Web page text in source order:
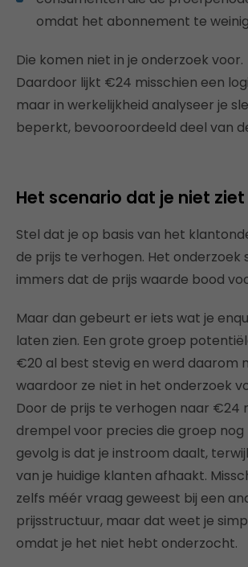
omdat het abonnement te
Die komen niet in je onderzoek voor.
Daardoor lijkt €24 misschien een
maar in werkelijkheid analyseer je
beperkt, bevooroordeeld deel van
Het scenario dat je niet
Stel dat je op basis van het
de prijs te verhogen. Het onderzoek
immers dat de prijs waarde bood
Maar dan gebeurt er iets wat je
laten zien. Een grote groep
€20 al best stevig en werd daarom
waardoor ze niet in het onderzoek
Door de prijs te verhogen naar €24
drempel voor precies die groep nog
gevolg is dat je instroom daalt,
van je huidige klanten afhaakt.
zelfs méér vraag geweest bij een
prijsstructuur, maar dat weet je
omdat je het niet hebt onderzocht.